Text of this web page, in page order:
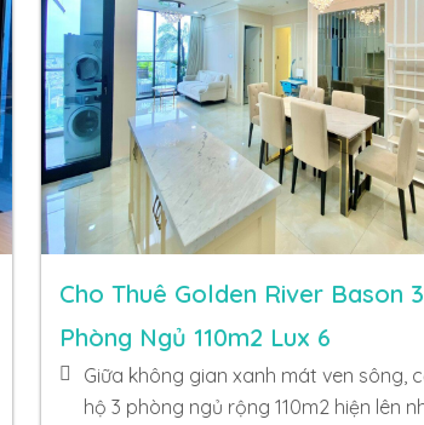
Cho Thuê Golden River Bason 3
Phòng Ngủ 110m2 Lux 6
Giữa không gian xanh mát ven sông,
hộ 3 phòng ngủ rộng 110m2 hiện lên